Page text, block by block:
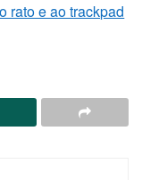
rato e ao trackpad